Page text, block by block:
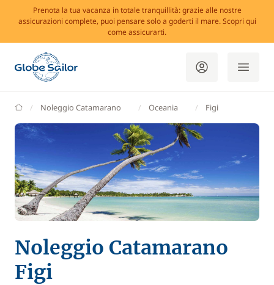
Prenota la tua vacanza in totale tranquillità: grazie alle nostre
assicurazioni complete, puoi pensare solo a goderti il mare. Scopri qui
come assicurarti.
GlobeSailor
Noleggio Catamarano Oceania Figi
Noleggio Catamarano
Figi